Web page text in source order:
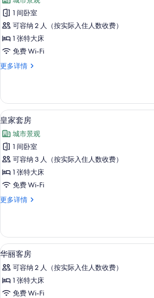
皇
家
套
房
所
照
片
1 间卧室
可容纳 2 人（按实际入住人数收费）
1 张特大床
免费 Wi-Fi
更多详情
皇
更
多
信
显
示
皇
家
套
房
所
照
片
高档床上用品
7
皇家套房
城市景观
1 间卧室
可容纳 3 人（按实际入住人数收费）
1 张特大床
免费 Wi-Fi
更多详情
皇
更
多
信
显
示
华
丽
高档床上用品
4
华丽客房
可容纳 2 人（按实际入住人数收费）
1 张特大床
免费 Wi-Fi